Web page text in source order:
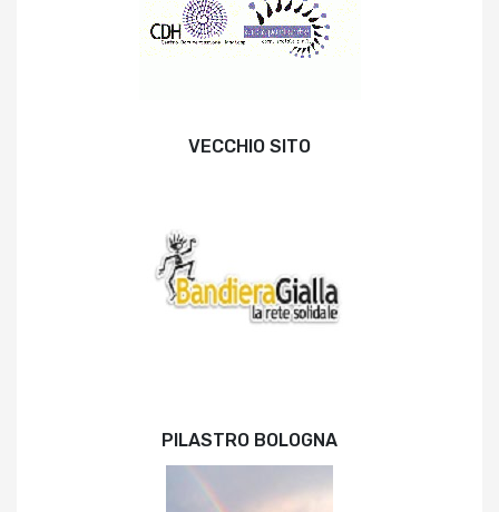
VECCHIO SITO
PILASTRO BOLOGNA